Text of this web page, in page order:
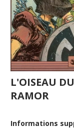
L'OISEAU
RAMOR
Informations